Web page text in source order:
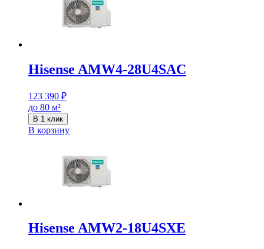
Hisense AMW4-28U4SAC
123 390 ₽
до 80 м²
В 1 клик
В корзину
Hisense AMW2-18U4SXE